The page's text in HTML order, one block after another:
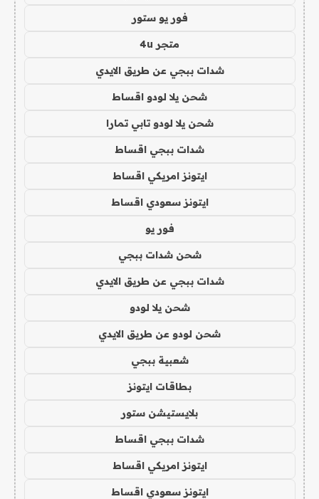
فور يو ستور
متجر 4u
شدات ببجي عن طريق الايدي
شحن يلا لودو اقساط
شحن يلا لودو تابي تمارا
شدات ببجي اقساط
ايتونز امريكي اقساط
ايتونز سعودي اقساط
فور يو
شحن شدات ببجي
شدات ببجي عن طريق الايدي
شحن يلا لودو
شحن لودو عن طريق الايدي
شعبية ببجي
بطاقات ايتونز
بلايستيشن ستور
شدات ببجي اقساط
ايتونز امريكي اقساط
ايتونز سعودي اقساط